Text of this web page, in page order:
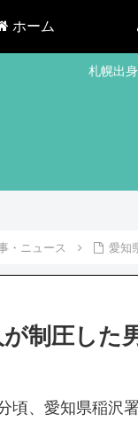
札幌出
ホーム
・ニュース 愛知
制圧した
頃、愛知県稲沢